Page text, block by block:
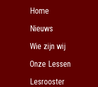
Home
Nieuws
Wie zijn wij
Onze Lessen
Lesrooster